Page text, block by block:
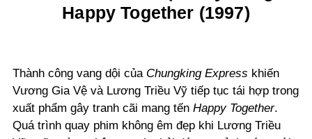
Happy Together (1997)
Thành công vang dội của Chungking Express khiến
Vương Gia Vệ và Lương Triều Vỹ tiếp tục tái hợp trong
xuất phẩm gây tranh cãi mang tến Happy Together.
Quá trình quay phim không êm đẹp khi Lương Triều